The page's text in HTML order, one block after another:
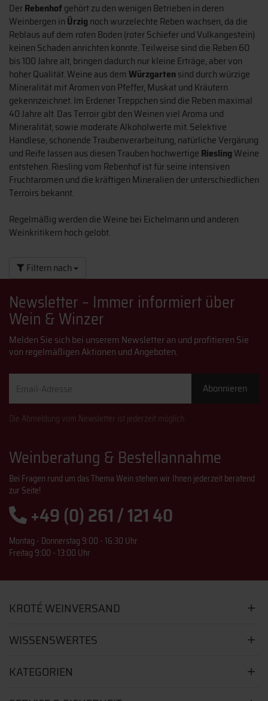
DerRebenhofgehört zu den wenigen Betrieben in deren
Weinbergen in Ürzig noch wurzelechte Reben wachsen, da die
Reblaus auf dem roten Boden (roter Schiefer und Vulkangestein)
keinen Schaden anrichten konnte. Teilweise sind die Reben 60
bis 100 Jahre alt, bringen dadurch nur kleine Erträge, aber von
hoher Qualität. Weine aus dem Würzgartensind durch würzige
Mineralität mit Aromen von Pfeffer, Muskat und Kräutern
gekennzeichnet. Im Erdener Treppchen sind die Reben maximal
40 Jahre alt. Das Terroir gibt den Weinen viel Aroma und
Mineralität, sowie moderate Alkoholwerte mit. Selektive
Handlese, schonende Traubenverarbeitung, natürliche Vergärung
und Reife lassen aus diesen Trauben hochwertige Riesling Weine
entstehen. Riesling vom Rebenhof ist für seine intensiven
Fruchtaromen und die kräftigen Mineralien der unterschiedlichen
Terroirs bekannt.
Regelmäßig werden die Weine bei Eichelmann und anderen
Weinkritikern hoch gelobt.
Filtern nach
Newsletter – Immer informiert über
Wein & Winzer
Melden Sie sich bei unserem Newsletter an und profitieren Sie
von regelmäßigen Aktionen und Angeboten.
Adresse
Abonnieren
Die Abmeldung vom Newsletter ist jederzeit möglich.
Weinberatung & Bestellannahme
Bei Fragen rund um das Thema Wein stehen wir Ihnen jederzeit beratend
zur Seite!
+49 (0) 261 / 121 40
Montag - Donnerstag 9:00 - 16:30 Uhr
Freitag 9:00 - 13:00 Uhr
KROTÉ WEINVERSAND
WISSENSWERTES
KATEGORIEN